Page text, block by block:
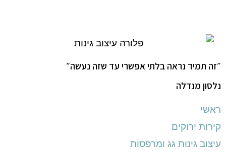
״זה תמיד נראה בלתי אפשרי עד שזה נעשה״
נלסון מנדלה
ראשי
קירות ירוקים
עיצוב גינות גג ומרפסות